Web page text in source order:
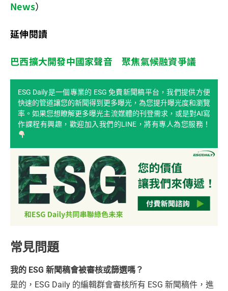
News）
延伸閱讀
巴西擴大開發中國家聲音 聚焦氣候融資爭議
ESG Daily是一個專業的 ESG 免費新聞稿平台，我們提供方便
快速的管道讓您的新聞得到更多曝光，為您提升曝光度和瀏覽
率。如果您想瞭解更多曝光主流媒體的刊登需求，或是對AI寫
作課程有興趣，歡迎加入我們的LINE，將有專人為您服務！
常見問題
我的 ESG 新聞稿會被審核或篩選嗎？
是的，ESG Daily 的編輯群會審核所有 ESG 新聞稿件，進